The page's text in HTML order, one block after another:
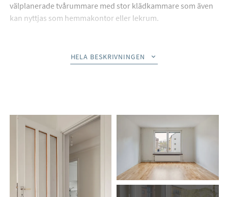
välplanerade tvårummare med stor klädkammare som även
kan nyttjas som hemmakontor eller lekrum.
sammanhang och präglas av ett generöst ljusinsläpp samt en
trivsam närhet till grönska. Bostaden erbjuder ett stilrent
lekrum, perfekt för den som önskar flexibilitet i sitt boende.
Här bor du i en väldisponerad bostad med fin atmosfär och
karaktär, där varje kvadratmeter är genomtänkt.
Lättmöblerade ytor, härligt ljusinsläpp och goda
förvaringsmöjligheter skapar ett hem att trivas i.
Läget är svårslaget, centralt men samtidigt lugnt, med närhet
HELA BESKRIVNINGEN